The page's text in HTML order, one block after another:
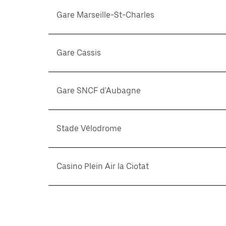
Gare Marseille-St-Charles
Gare Cassis
Gare SNCF d'Aubagne
Stade Vélodrome
Casino Plein Air la Ciotat